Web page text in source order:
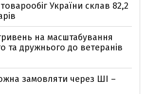
товарообіг України склав 82,2
на масштабування
та дружнього до ветеранів
замовляти через ШІ –